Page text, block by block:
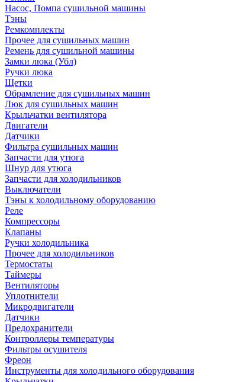
Насос, Помпа сушильной машины
Тэны
Ремкомплекты
Прочее для сушильных машин
Ремень для сушильной машины
Замки люка (Убл)
Ручки люка
Щетки
Обрамление для сушильных машин
Люк для сушильных машин
Крыльчатки вентилятора
Двигатели
Датчики
Фильтра сушильных машин
Запчасти для утюга
Шнур для утюга
Запчасти для холодильников
Выключатели
Тэны к холодильному оборудованию
Реле
Компрессоры
Клапаны
Ручки холодильника
Прочее для холодильников
Термостаты
Таймеры
Вентиляторы
Уплотнители
Микродвигатели
Датчики
Предохранители
Контроллеры температуры
Фильтры осушителя
Фреон
Инструменты для холодильного оборудования